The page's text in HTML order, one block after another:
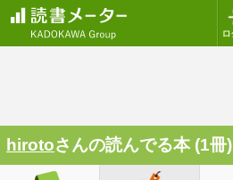
hirotoさんの読んでる本 (1冊)